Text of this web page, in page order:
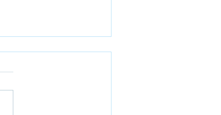
Takeshi Nagata
Service